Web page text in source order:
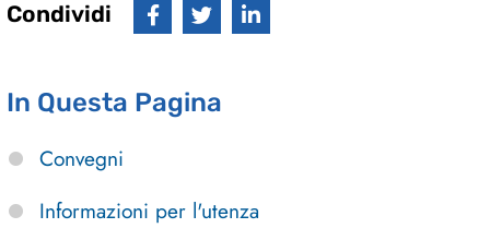
Condividi
In Questa Pagina
Convegni
Informazioni per l'utenza